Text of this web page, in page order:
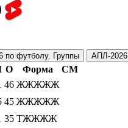
по футболу. Группы АПЛ-2026
О Форма
СМ
46 ЖЖЖЖЖ
45 ЖЖЖЖЖ
35 ТЖЖЖЖ